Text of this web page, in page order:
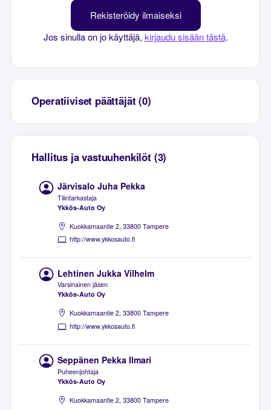
Rekisteröidy ilmaiseksi
Jos sinulla on jo käyttäjä, kirjaudu sisään tästä.
Operatiiviset päättäjät (0)
Hallitus ja vastuuhenkilöt (3)
Järvisalo Juha Pekka
Tilintarkastaja
Ykkös-Auto Oy
Kuokkamaantie 2, 33800 Tampere
http://www.ykkosauto.fi
Lehtinen Jukka Vilhelm
Varsinainen jäsen
Ykkös-Auto Oy
Kuokkamaantie 2, 33800 Tampere
http://www.ykkosauto.fi
Seppänen Pekka Ilmari
Puheenjohtaja
Ykkös-Auto Oy
Kuokkamaantie 2, 33800 Tampere